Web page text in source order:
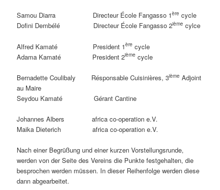
Samou Diarra Directeur École Fangasso 1ère cycle
Dofini Dembélé Directeur École Fangasso 2ième cylce
Alfred Kamaté President 1ère cycle
Adama Kamaté President 2ième cycle
Bernadette Coulibaly Résponsable Cuisinières, 3ième Adjoint
au Maire
Seydou Kamaté Gérant Cantine
Johannes Albers africa co-operation e.V.
Maika Dieterich africa co-operation e.V.
Nach einer Begrüßung und einer kurzen Vorstellungsrunde,
werden von der Seite des Vereins die Punkte festgehalten, die
besprochen werden müssen. In dieser Reihenfolge werden diese
dann abgearbeitet.